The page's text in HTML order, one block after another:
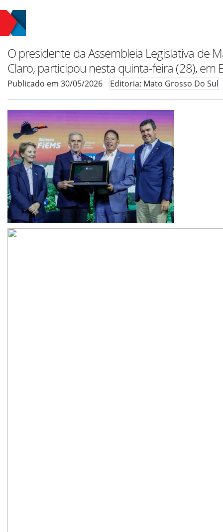
O presidente da Assembleia Legislativa de
Claro, participou nesta quinta-feira (28),
Publicado em 30/05/2026 Editoria: Mato Grosso Do Sul